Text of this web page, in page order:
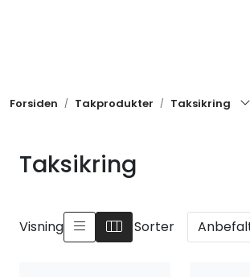
Forsiden Takprodukter Taksikring
Taksikring
Visning Sorter
Takprodukter
Metaller
Festemidler